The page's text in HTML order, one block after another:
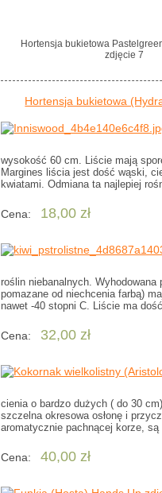
Hortensja bukietowa
zdjęcie 7
Hortensja bukietowa
wysokość 60 cm. Liście mają
Margines liścia jest dość wąski,
kwiatami. Odmiana ta najlepiej
Cena: 18,00 zł
roślin niebanalnych.
pomazane od niechcenia farbą)
nawet -40 stopni C. Liście ma
Cena: 32,00 zł
cienia o bardzo dużych ( do 30
szczelna okresowa osłonę i
aromatycznie pachnącej korze, są
Cena: 40,00 zł